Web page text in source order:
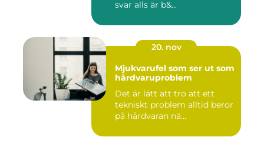
svar alls är b&...
20. nov
Mjukvarufel som ser ut som
hårdvaruproblem
Det är lätt att tro att ett
tekniskt problem alltid beror
på hårdvaran nä...